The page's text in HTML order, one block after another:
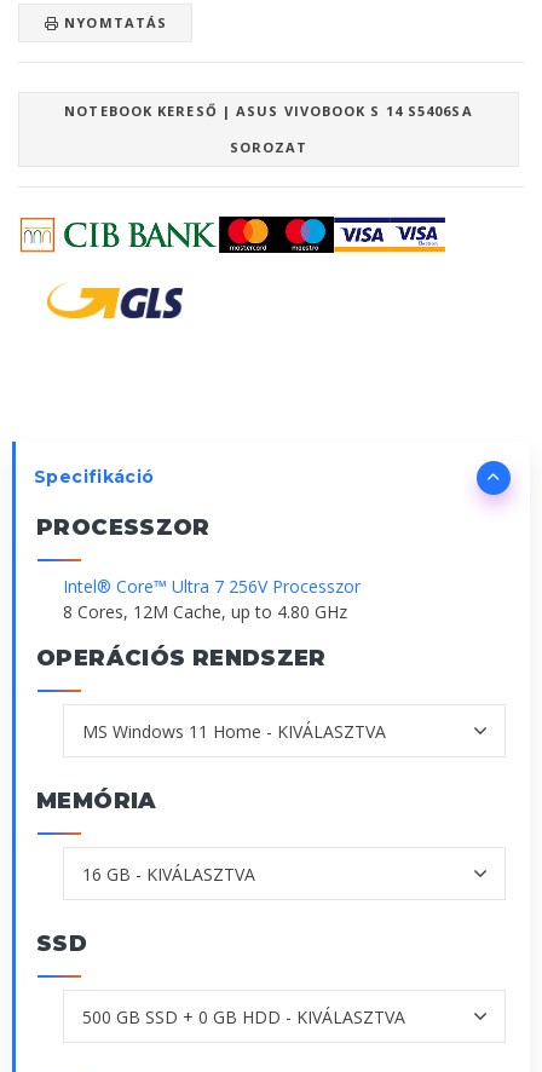
NYOMTATÁS
NOTEBOOK KERESŐ | ASUS VIVOBOOK S 14 S5406SA
SOROZAT
Specifikáció
PROCESSZOR
Intel® Core™ Ultra 7 256V Processzor
8 Cores, 12M Cache, up to 4.80 GHz
OPERÁCIÓS RENDSZER
MEMÓRIA
SSD